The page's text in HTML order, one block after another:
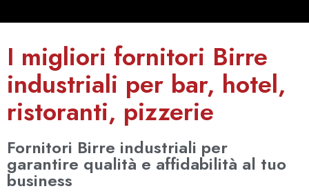
I migliori fornitori Birre
industriali per bar, hotel,
ristoranti, pizzerie
Fornitori Birre industriali per
garantire qualità e affidabilità al tuo
business